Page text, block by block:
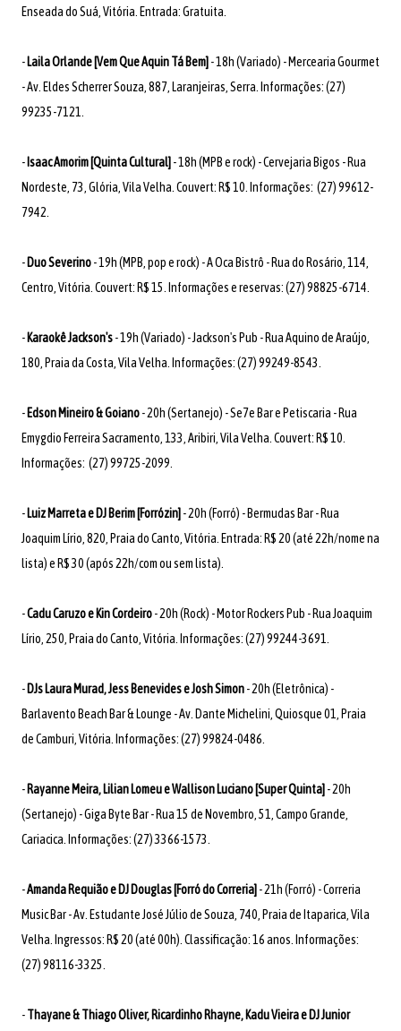
Enseada do Suá, Vitória. Entrada: Gratuita.
- Laila Orlande [Vem Que Aquin Tá Bem] - 18h (Variado) - Mercearia Gourmet
- Av. Eldes Scherrer Souza, 887, Laranjeiras, Serra. Informações: (27)
99235-7121.
- Isaac Amorim [Quinta Cultural] - 18h (MPB e rock) - Cervejaria Bigos - Rua
Nordeste, 73, Glória, Vila Velha. Couvert: R$ 10. Informações: (27) 99612-
7942.
- Duo Severino- 19h (MPB, pop e rock) - A Oca Bistrô - Rua do Rosário, 114,
Centro, Vitória. Couvert: R$ 15. Informações e reservas: (27) 98825-6714.
- Karaokê Jackson's- 19h (Variado) - Jackson's Pub - Rua Aquino de Araújo,
180, Praia da Costa, Vila Velha. Informações: (27) 99249-8543.
- Edson Mineiro & Goiano- 20h (Sertanejo) - Se7e Bar e Petiscaria - Rua
Emygdio Ferreira Sacramento, 133, Aribiri, Vila Velha. Couvert: R$ 10.
Informações: (27) 99725-2099.
- Luiz Marreta e DJ Berim [Forrózin] - 20h (Forró) - Bermudas Bar - Rua
Joaquim Lírio, 820, Praia do Canto, Vitória. ⁣⁣Entrada: R$ 20 (até 22h/nome na
lista) e R$ 30 (após 22h/com ou sem lista).
-Cadu Caruzo e Kin Cordeiro- 20h (Rock) - Motor Rockers Pub - Rua Joaquim
Lírio, 250, Praia do Canto, Vitória. Informações: (27) 99244-3691.
- DJs Laura Murad, Jess Benevides e Josh Simon- 20h (Eletrônica) -
Barlavento Beach Bar & Lounge - Av. Dante Michelini, Quiosque 01, Praia
de Camburi, Vitória. Informações: (27) 99824-0486.
- Rayanne Meira, Lilian Lomeu e Wallison Luciano [Super Quinta] - 20h
(Sertanejo) - Giga Byte Bar - Rua 15 de Novembro, 51, Campo Grande,
Cariacica. Informações: (27) 3366-1573.
-Amanda Requião e DJ Douglas [Forró do Correria] - 21h (Forró) - Correria
Music Bar - Av. Estudante José Júlio de Souza, 740, Praia de Itaparica, Vila
Velha. Ingressos: R$ 20 (até 00h). Classificação: 16 anos. Informações:
(27) 98116-3325.
-Thayane & Thiago Oliver, Ricardinho Rhayne, Kadu Vieira e DJ Junior